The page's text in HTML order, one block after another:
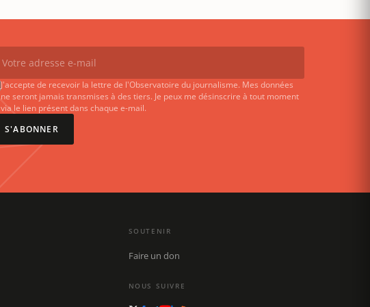
J'accepte de recevoir la lettre de l'Observatoire du journalisme. Mes données
ne seront jamais transmises à des tiers. Je peux me désinscrire à tout moment
via le lien présent dans chaque e-mail.
S'ABONNER
SOUTENIR
Faire un don
NOUS SUIVRE